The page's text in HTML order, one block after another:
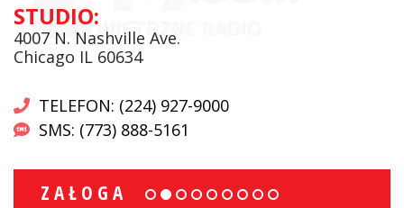
STUDIO:
4007 N. Nashville Ave.
Chicago IL 60634
TELEFON: (224) 927-9000
SMS: (773) 888-5161
ZAŁOGA